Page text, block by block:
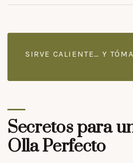
SIRVE CALIENTE… Y
Secretos para
Olla Perfecto